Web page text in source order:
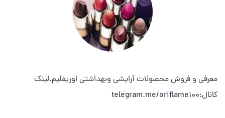
معرفی و فروش محصولات آرایشی وبهداشتی اوریفلیم.لینک
کانال:telegram.me/oriflame100